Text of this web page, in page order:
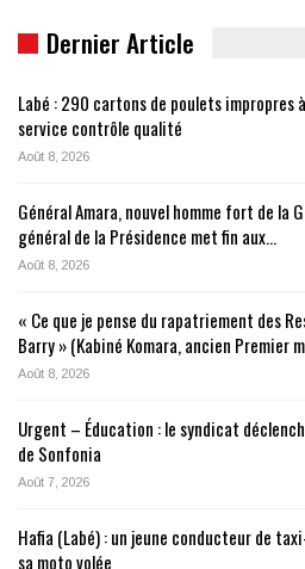
Dernier Article
Labé : 290 cartons de poulets impropres
service contrôle qualité
Août 8, 2026
Général Amara, nouvel homme fort de la
général de la Présidence met fin aux…
Août 8, 2026
« Ce que je pense du rapatriement des
Barry » (Kabiné Komara, ancien Premier
Août 8, 2026
Urgent – Éducation : le syndicat
de Sonfonia
Août 7, 2026
Hafia (Labé) : un jeune conducteur de
sa moto volée